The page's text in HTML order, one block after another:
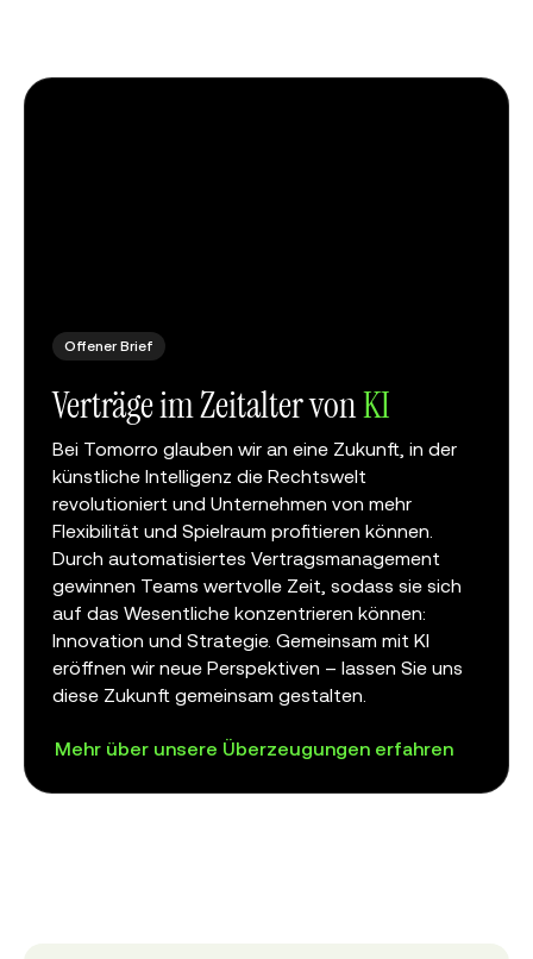
Offener Brief
Verträge im Zeitalter vonKI
Bei Tomorro glauben wir an eine Zukunft, in der
künstliche Intelligenz die Rechtswelt
revolutioniert und Unternehmen von mehr
Flexibilität und Spielraum profitieren können.
Durchautomatisiertes Vertragsmanagement
gewinnen Teams wertvolle Zeit, sodass sie sich
auf das Wesentliche konzentrieren können:
Innovation und Strategie. Gemeinsam mit KI
eröffnen wir neue Perspektiven – lassen Sie uns
diese Zukunft gemeinsam gestalten.
Mehr über unsere Überzeugungen erfahren